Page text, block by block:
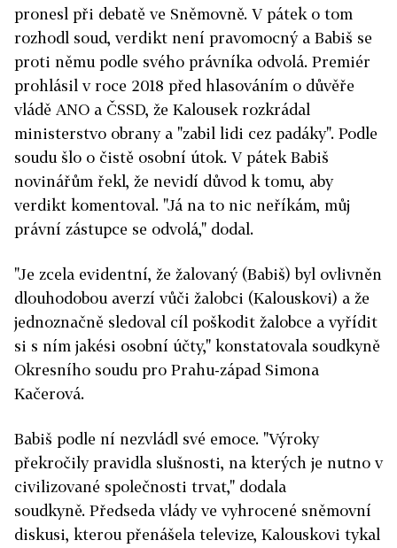
pronesl při debatě ve Sněmovně. V pátek o tom
rozhodl soud, verdikt není pravomocný a Babiš se
proti němu podle svého právníka odvolá. Premiér
prohlásil v roce 2018 před hlasováním o důvěře
vládě ANO a ČSSD, že Kalousek rozkrádal
ministerstvo obrany a "zabil lidi cez padáky". Podle
soudu šlo o čistě osobní útok. V pátek Babiš
novinářům řekl, že nevidí důvod k tomu, aby
verdikt komentoval. "Já na to nic neříkám, můj
právní zástupce se odvolá," dodal.
"Je zcela evidentní, že žalovaný (Babiš) byl ovlivněn
dlouhodobou averzí vůči žalobci (Kalouskovi) a že
jednoznačně sledoval cíl poškodit žalobce a vyřídit
si s ním jakési osobní účty," konstatovala soudkyně
Okresního soudu pro Prahu-západ Simona
Kačerová.
Babiš podle ní nezvládl své emoce. "Výroky
překročily pravidla slušnosti, na kterých je nutno v
civilizované společnosti trvat," dodala
soudkyně. Předseda vlády ve vyhrocené sněmovní
diskusi, kterou přenášela televize, Kalouskovi tykal